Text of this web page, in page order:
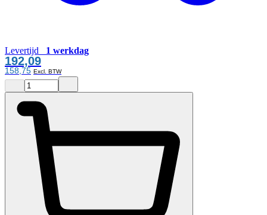
Levertijd 1 werkdag
192,09
158,75